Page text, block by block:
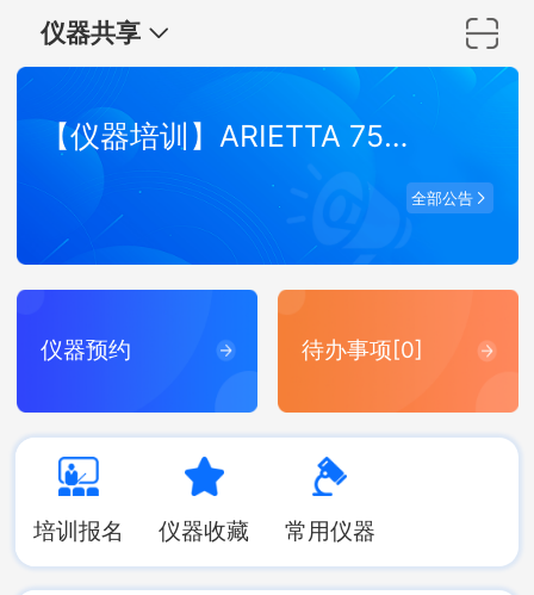
仪器共享
【仪器培训】ARIETTA 750 弹性波超声成像系统培训
全部公告
仪器预约 待办事项[0]
培训报名 仪器收藏 常用仪器